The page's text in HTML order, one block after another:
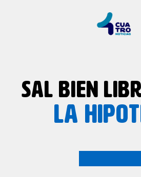
SAL BIEN
LA